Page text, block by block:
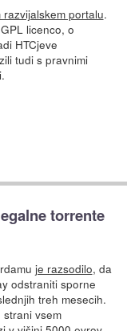
portalu.
licenco, o
HTCjeve
tudi s pravnimi
torrente
je razsodilo, da
odstraniti sporne
treh mesecih.
vsem